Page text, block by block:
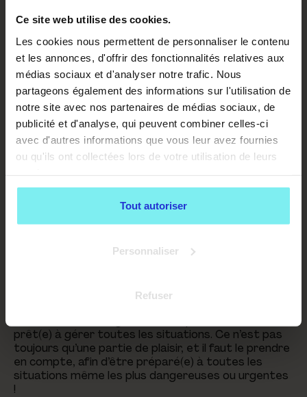
Ce site web utilise des cookies.
Les cookies nous permettent de personnaliser le contenu
et les annonces, d'offrir des fonctionnalités relatives aux
médias sociaux et d'analyser notre trafic. Nous
partageons également des informations sur l'utilisation de
notre site avec nos partenaires de médias sociaux, de
publicité et d'analyse, qui peuvent combiner celles-ci
avec d'autres informations que vous leur avez fournies
ou qu'ils ont collectées lors de votre utilisation de leurs
Tout autoriser
Personnaliser
Refuser
même des chiens surexcités. Il faudra que tu puisses
temps. Voilà pourquoi c’est une qualité
indispensable : avoir la patience nécessaire pour
faire face à tous les comportements, qu’ils soient
canins, félins, équins ou relatifs à d’autres espèces.
LE PET-SITTER DOIT
AVOIR DU SANG FROID
POUR GÉRER DIVERSES
SITUATIONS
Dans ton (futur) métier de pet-sitter, tu seras face
la balade mais aussi des jeux de dominance entre les
pourquoi dans ton amour des animaux, et dans les
prêt(e) à gérer toutes les situations. Ce n’est pas
toujours qu’une partie de plaisir, et il faut le prendre
en compte, afin d’être préparé(e) à toutes les
situations même les plus dangereuses ou urgentes
!